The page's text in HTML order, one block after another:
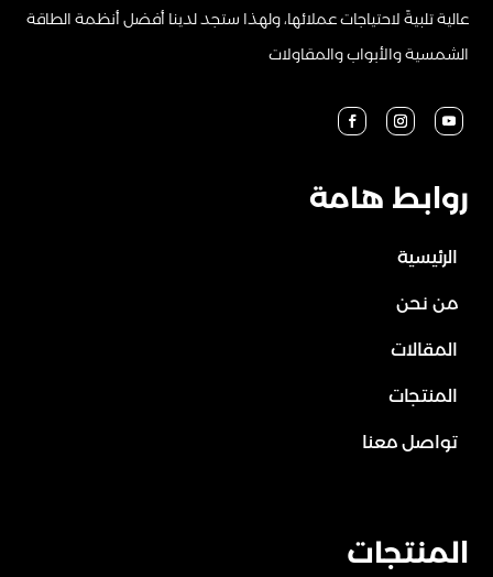
المنتجات
روابط هامة
الرئيسية
من نحن
المقالات
المنتجات
تواصل معنا
عالية تلبيةً لاحتياجات عملائها، ولهذا ستجد لدينا أفضل أنظمة الطاقة
الشمسية والأبواب والمقاولات